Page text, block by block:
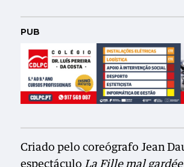
PUB
Criado pelo coreógrafo Jean
espectáculoLa Fille mal gardée